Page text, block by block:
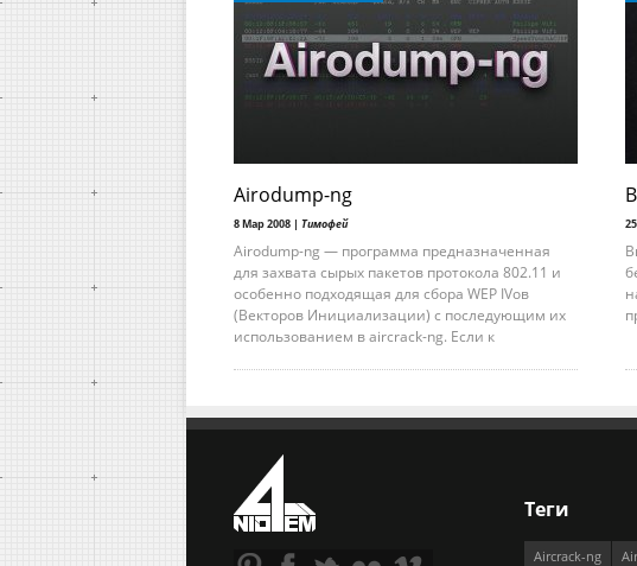
Airodump-ng
8 Мар 2008 | Тимофей
Airodump-ng — программа предназначенная
для захвата сырых пакетов протокола 802.11 и
особенно подходящая для сбора WEP IVов
(Векторов Инициализации) с последующим их
использованием в aircrack-ng. Если к
Теги
Aircrack-ng